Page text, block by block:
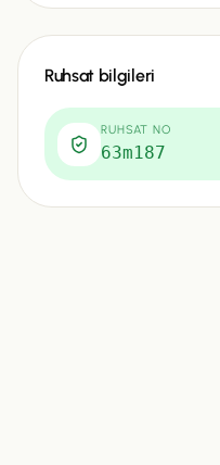
Ruhsat bilgileri
RUHSAT NO
63m187